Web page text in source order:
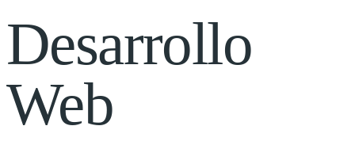
Desarrollo
Web